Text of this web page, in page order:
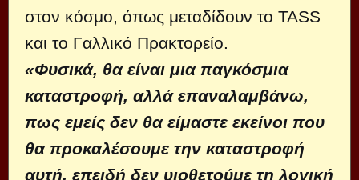
στον κόσμο, όπως μεταδίδουν το TASS
και το Γαλλικό Πρακτορείο.
«Φυσικά, θα είναι μια παγκόσμια
καταστροφή, αλλά επαναλαμβάνω,
πως εμείς δεν θα είμαστε εκείνοι που
θα προκαλέσουμε την καταστροφή
αυτή, επειδή δεν υιοθετούμε τη λογική